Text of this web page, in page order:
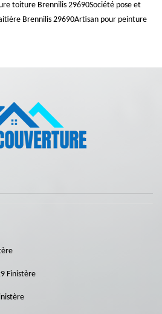
toiture Brennilis 29690Société pose et
Brennilis 29690Artisan pour peinture
Finistère